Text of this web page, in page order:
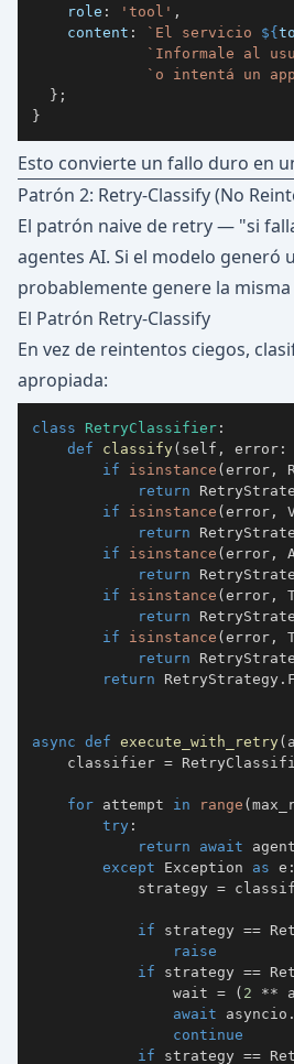
    role
: 'tool' ,
    content
: ` El servicio ${
` Informale al
` o intentá un
} ;
}
Esto convierte un fallo duro en
Patrón 2: Retry-Classify (No
El patrón naive de retry — "si
agentes AI. Si el modelo
probablemente genere la
El Patrón Retry-Classify
En vez de reintentos ciegos,
apropiada:
class RetryClassifier :
def
classify( self , error :
if
isinstance (error ,
return
if
isinstance (error ,
return
if
isinstance (error ,
return
if
isinstance (error ,
return
if
isinstance (error ,
return
return RetryStrategy .
async def execute_with_retry(
    classifier
=
for attempt in range (
try :
return
await agent
except Exception as e :
            strategy
=
if strategy ==
raise
if strategy ==
                wait
= ( 2 **
await asyncio .
continue
if strategy ==